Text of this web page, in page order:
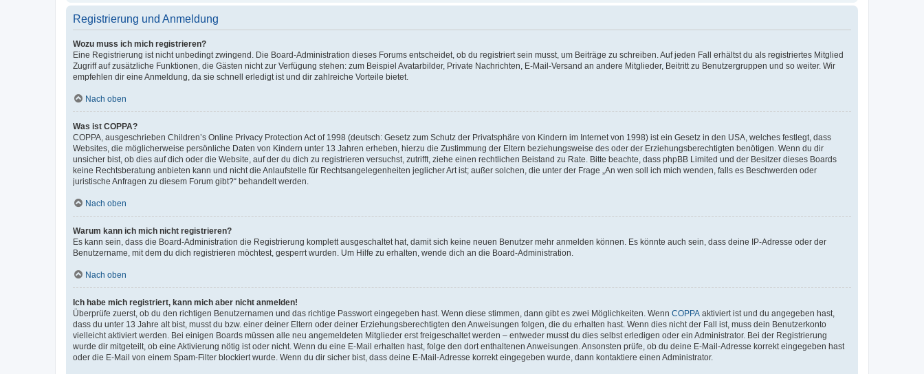
Registrierung und Anmeldung
Wozu muss ich mich registrieren?
Eine Registrierung ist nicht unbedingt zwingend. Die Board-Administration dieses Forums entscheidet, ob du registriert sein musst, um Beiträge zu schreiben. Auf jeden Fall erhältst du als registriertes Mitglied
Zugriff auf zusätzliche Funktionen, die Gästen nicht zur Verfügung stehen: zum Beispiel Avatarbilder, Private Nachrichten, E-Mail-Versand an andere Mitglieder, Beitritt zu Benutzergruppen und so weiter. Wir
empfehlen dir eine Anmeldung, da sie schnell erledigt ist und dir zahlreiche Vorteile bietet.
Nach oben
Was ist COPPA?
COPPA, ausgeschrieben Children’s Online Privacy Protection Act of 1998 (deutsch: Gesetz zum Schutz der Privatsphäre von Kindern im Internet von 1998) ist ein Gesetz in den USA, welches festlegt, dass
Websites, die möglicherweise persönliche Daten von Kindern unter 13 Jahren erheben, hierzu die Zustimmung der Eltern beziehungsweise des oder der Erziehungsberechtigten benötigen. Wenn du dir
unsicher bist, ob dies auf dich oder die Website, auf der du dich zu registrieren versuchst, zutrifft, ziehe einen rechtlichen Beistand zu Rate. Bitte beachte, dass phpBB Limited und der Besitzer dieses Boards
keine Rechtsberatung anbieten kann und nicht die Anlaufstelle für Rechtsangelegenheiten jeglicher Art ist; außer solchen, die unter der Frage „An wen soll ich mich wenden, falls es Beschwerden oder
juristische Anfragen zu diesem Forum gibt?“ behandelt werden.
Nach oben
Warum kann ich mich nicht registrieren?
Es kann sein, dass die Board-Administration die Registrierung komplett ausgeschaltet hat, damit sich keine neuen Benutzer mehr anmelden können. Es könnte auch sein, dass deine IP-Adresse oder der
Benutzername, mit dem du dich registrieren möchtest, gesperrt wurden. Um Hilfe zu erhalten, wende dich an die Board-Administration.
Nach oben
Ich habe mich registriert, kann mich aber nicht anmelden!
Überprüfe zuerst, ob du den richtigen Benutzernamen und das richtige Passwort eingegeben hast. Wenn diese stimmen, dann gibt es zwei Möglichkeiten. Wenn COPPA aktiviert ist und du angegeben hast,
dass du unter 13 Jahre alt bist, musst du bzw. einer deiner Eltern oder deiner Erziehungsberechtigten den Anweisungen folgen, die du erhalten hast. Wenn dies nicht der Fall ist, muss dein Benutzerkonto
vielleicht aktiviert werden. Bei einigen Boards müssen alle neu angemeldeten Mitglieder erst freigeschaltet werden – entweder musst du dies selbst erledigen oder ein Administrator. Bei der Registrierung
wurde dir mitgeteilt, ob eine Aktivierung nötig ist oder nicht. Wenn du eine E-Mail erhalten hast, folge den dort enthaltenen Anweisungen. Ansonsten prüfe, ob du deine E-Mail-Adresse korrekt eingegeben hast
oder die E-Mail von einem Spam-Filter blockiert wurde. Wenn du dir sicher bist, dass deine E-Mail-Adresse korrekt eingegeben wurde, dann kontaktiere einen Administrator.